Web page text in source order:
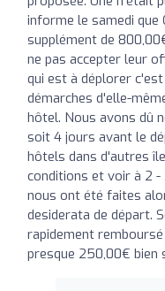
informe le samedi que
supplément de
ne pas accepter leur
qui est à déplorer
démarches d'elle-
hôtel. Nous avons dû
soit 4 jours avant le
hôtels dans d'autres
conditions et voir à 2
nous ont été faites
desiderata de départ.
rapidement
presque 250,00€ bien